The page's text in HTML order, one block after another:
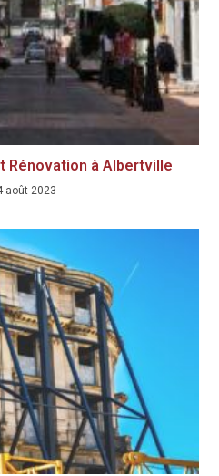
Rénovation à Albertville
août 2023